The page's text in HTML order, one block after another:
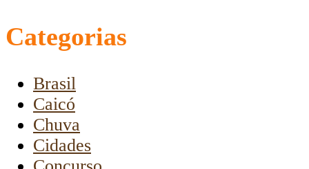
Categorias
Brasil
Caicó
Chuva
Cidades